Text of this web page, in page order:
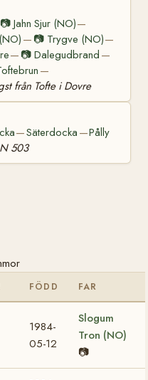
📷 Jahn Sjur (NO)—
— 📷 Trygve (NO)—
— 📷 Dalegudbrand —
—
från Tofte i Dovre
—Säterdocka —Pålly
503
FÖDD FAR
1984-
05-12
Slogum
Tron (NO)
📷